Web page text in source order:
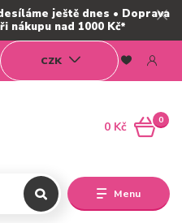
ještě dnes • Doprava
nákupu nad 1000 Kč*
Menu
CZK
0
0 Kč